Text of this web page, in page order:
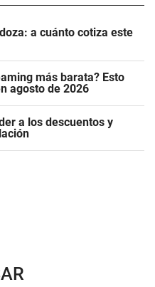
a cuánto cotiza este
más barata? Esto
agosto de 2026
a los descuentos y